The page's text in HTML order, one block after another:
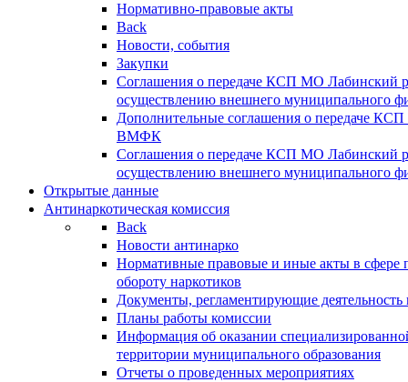
Нормативно-правовые акты
Back
Новости, события
Закупки
Соглашения о передаче КСП МО Лабинский
осуществлению внешнего муниципального
Дополнительные соглашения о передаче
ВМФК
Соглашения о передаче КСП МО Лабинский
осуществлению внешнего муниципального
Открытые данные
Антинаркотическая комиссия
Back
Новости антинарко
Нормативные правовые и иные акты в сфере
обороту наркотиков
Документы, регламентирующие деятельность
Планы работы комиссии
Информация об оказании
территории муниципального образования
Отчеты о проведенных мероприятиях